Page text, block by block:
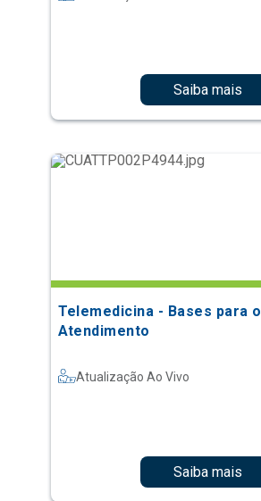
Saiba mais
Telemedicina - Bases para o
Atendimento
Atualização Ao Vivo
Saiba mais